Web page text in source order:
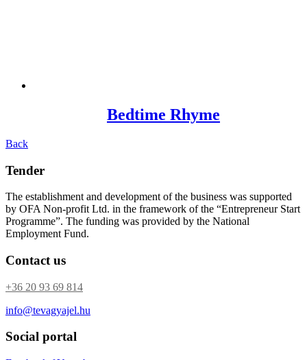
Bedtime Rhyme
Back
Tender
The establishment and development of the business was supported
by OFA Non-profit Ltd. in the framework of the “Entrepreneur Start
Programme”. The funding was provided by the National
Employment Fund.
Contact us
+36 20 93 69 814
info@tevagyajel.hu
Social portal